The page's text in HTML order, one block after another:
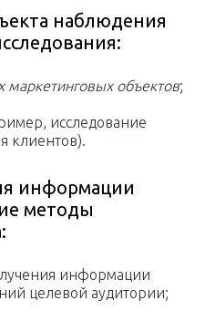
наблюдения
маркетинговых объектов;
исследование
клиентов).
информации
методы
информации
целевой аудитории;